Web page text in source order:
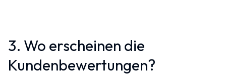
3. Wo erscheinen die
Kundenbewertungen?